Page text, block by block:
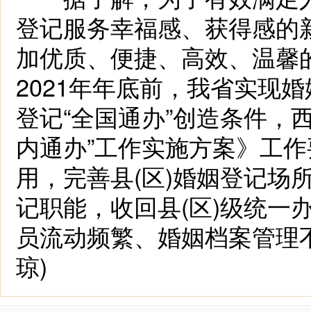
登记服务幸福感、获得感
加优质、便捷、高效、温
2021年年底前，我省实现
登记“全国通办”创造条件，
内通办”工作实施方案》工
用，完善县(区)婚姻登记场
记职能，收回县(区)级统一
员流动频繁、婚姻档案管
琼)